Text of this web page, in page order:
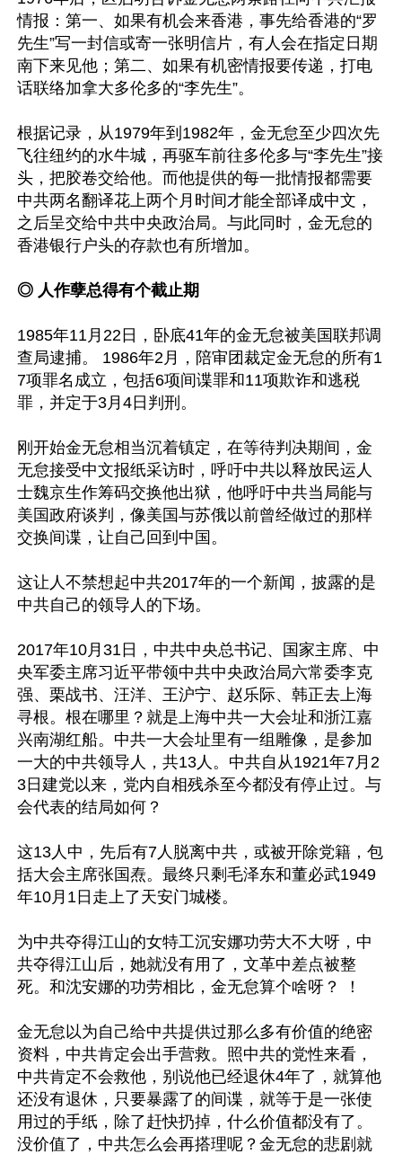
情报：第一、如果有机会来香港，事先给香港的“罗
先生”写一封信或寄一张明信片，有人会在指定日期
南下来见他；第二、如果有机密情报要传递，打电
话联络加拿大多伦多的“李先生”。
根据记录，从1979年到1982年，金无怠至少四次先
飞往纽约的水牛城，再驱车前往多伦多与“李先生”接
头，把胶卷交给他。而他提供的每一批情报都需要
中共两名翻译花上两个月时间才能全部译成中文，
之后呈交给中共中央政治局。与此同时，金无怠的
香港银行户头的存款也有所增加。
◎ 人作孽总得有个截止期
1985年11月22日，卧底41年的金无怠被美国联邦调
查局逮捕。 1986年2月，陪审团裁定金无怠的所有1
7项罪名成立，包括6项间谍罪和11项欺诈和逃税
罪，并定于3月4日判刑。
刚开始金无怠相当沉着镇定，在等待判决期间，金
无怠接受中文报纸采访时，呼吁中共以释放民运人
士魏京生作筹码交换他出狱，他呼吁中共当局能与
美国政府谈判，像美国与苏俄以前曾经做过的那样
交换间谍，让自己回到中国。
这让人不禁想起中共2017年的一个新闻，披露的是
中共自己的领导人的下场。
2017年10月31日，中共中央总书记、国家主席、中
央军委主席习近平带领中共中央政治局六常委李克
强、栗战书、汪洋、王沪宁、赵乐际、韩正去上海
寻根。根在哪里？就是上海中共一大会址和浙江嘉
兴南湖红船。中共一大会址里有一组雕像，是参加
一大的中共领导人，共13人。中共自从1921年7月2
3日建党以来，党内自相残杀至今都没有停止过。与
会代表的结局如何？
这13人中，先后有7人脱离中共，或被开除党籍，包
括大会主席张国焘。最终只剩毛泽东和董必武1949
年10月1日走上了天安门城楼。
为中共夺得江山的女特工沉安娜功劳大不大呀，中
共夺得江山后，她就没有用了，文革中差点被整
死。和沈安娜的功劳相比，金无怠算个啥呀？ ！
金无怠以为自己给中共提供过那么多有价值的绝密
资料，中共肯定会出手营救。照中共的党性来看，
中共肯定不会救他，别说他已经退休4年了，就算他
还没有退休，只要暴露了的间谍，就等于是一张使
用过的手纸，除了赶快扔掉，什么价值都没有了。
没价值了，中共怎么会再搭理呢？金无怠的悲剧就